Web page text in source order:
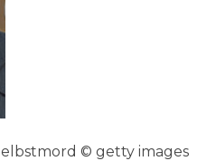
© getty images